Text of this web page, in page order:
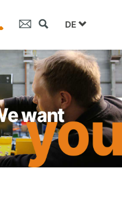
DE